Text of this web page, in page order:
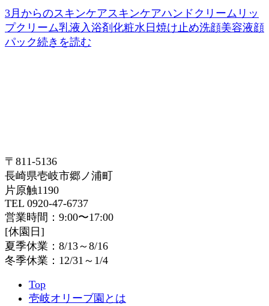
3月からのスキンケア スキンケアハンドクリーム リッ
プクリーム乳液 入浴剤 化粧水 日焼け止め洗顔美容液顔
パック続きを読む
〒811-5136
長崎県壱岐市郷ノ浦町
片原触1190
TEL 0920-47-6737
営業時間：9:00〜17:00
[休園日]
夏季休業：8/13～8/16
冬季休業：12/31～1/4
Top
壱岐オリーブ園とは